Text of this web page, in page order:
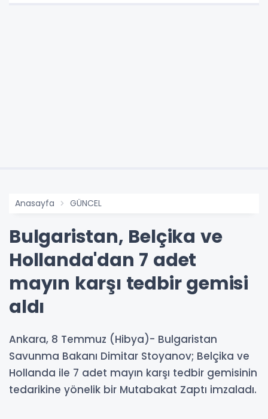
Anasayfa GÜNCEL
Bulgaristan, Belçika ve
Hollanda'dan 7 adet
mayın karşı tedbir gemisi
aldı
Ankara, 8 Temmuz (Hibya)- Bulgaristan
Savunma Bakanı Dimitar Stoyanov; Belçika ve
Hollanda ile 7 adet mayın karşı tedbir gemisinin
tedarikine yönelik bir Mutabakat Zaptı imzaladı.